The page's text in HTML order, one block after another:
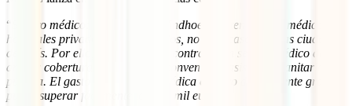
“
Seguro médico: En la capital Windhoek existen buenos médicos y
hospitales privados bien equipados, no es el caso de otras ciudades
del país. Por ello, se recomienda contratar un seguro médico de
amplia cobertura […]No existe convenio de asistencia sanitaria
pública. El gasto en asistencia médica en caso de accidente grave
puede superar fácilmente los seis mil euros.